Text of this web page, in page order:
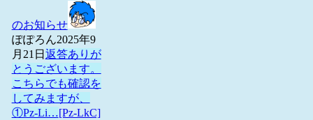
のお知らせ
ぽぽろん2025年9
月21日 返答ありが
とうございます。
こちらでも確認を
してみますが、
①Pz-Li…[Pz-LkC]